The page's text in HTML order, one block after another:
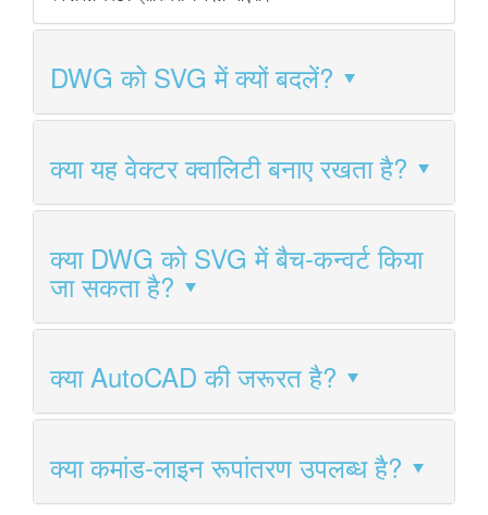
DWG को SVG में क्यों बदलें?
क्या यह वेक्टर क्वालिटी बनाए रखता है?
क्या DWG को SVG में बैच-कन्वर्ट किया
जा सकता है?
क्या AutoCAD की जरूरत है?
क्या कमांड-लाइन रूपांतरण उपलब्ध है?